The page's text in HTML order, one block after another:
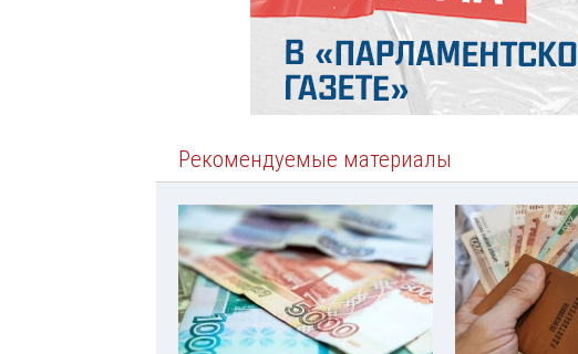
Рекомендуемые материалы